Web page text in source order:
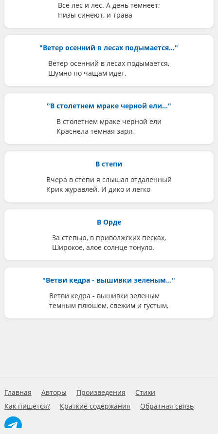
Все лес и лес. А день темнеет;
Низы синеют, и трава
"Ветер осенний в лесах подымается..."
Ветер осенний в лесах подымается,
Шумно по чащам идет,
"В столетнем мраке черной ели..."
В столетнем мраке черной ели
Краснела темная заря,
В степи
Вчера в степи я слышал отдаленный
Крик журавлей. И дико и легко
В Орде
За степью, в приволжских песках,
Широкое, алое солнце тонуло.
"Ветви кедра - вышивки зеленым..."
Ветви кедра - вышивки зеленым
темным плюшем, свежим и густым,
Главная Авторы Произведения
Стихи
Как пишется?
Краткие содержания Обратная связь